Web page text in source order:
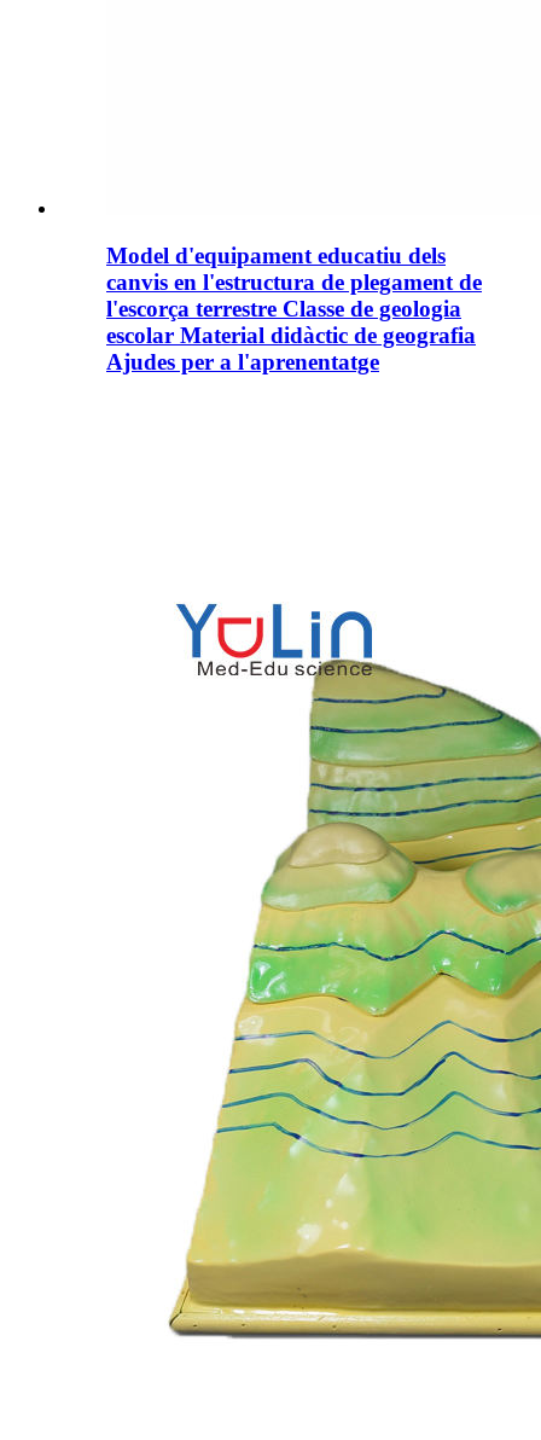
Model d'equipament educatiu dels
canvis en l'estructura de plegament de
l'escorça terrestre Classe de geologia
escolar Material didàctic de geografia
Ajudes per a l'aprenentatge